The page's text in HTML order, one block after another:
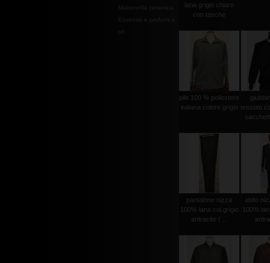
Mattonella ceramica
Essenze e profumi e
lana grigio chiaro
con tasche
pile 100 % poliestere
italiana colore grigio
tessuto
pantalone nizza
100% lana col.grigio
antracite ( ...
abito
100%